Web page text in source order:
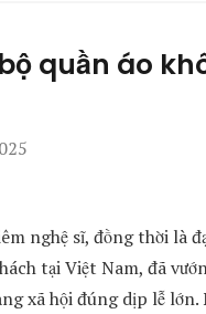
quần áo
nghệ sĩ, đồng thời là
tại Việt Nam, đã
xã hội đúng dịp lễ lớn.